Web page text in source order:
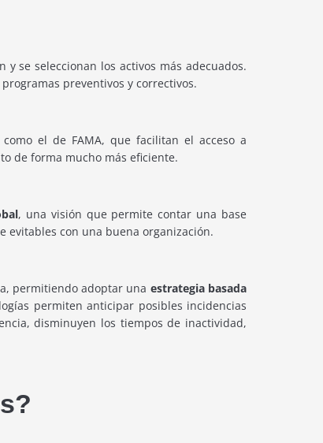
se seleccionan los activos más adecuados.
preventivos y correctivos.
como el de FAMA, que facilitan el acceso a
de forma mucho más eficiente.
, una visión que permite contar una base
evitables con una buena organización.
permitiendo adoptar una estrategia basada
permiten anticipar posibles incidencias
disminuyen los tiempos de inactividad,